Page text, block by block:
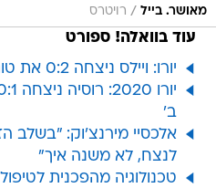
מאושר. בייל / רויטרס
עוד בוואלה! ספורט
יורו: ויילס ניצחה 0:2 את טורקיה
ב'
אלכסיי מירנצ'וק: "בשלב
לנצח, לא משנה איך"
טכנולוגיה מהפכנית